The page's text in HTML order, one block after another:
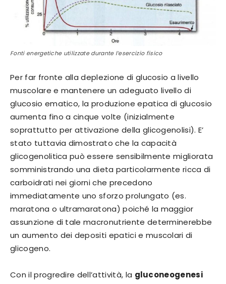
Fonti energetiche utilizzate durante l’esercizio fisico
Per far fronte alla deplezione di glucosio a livello
muscolare e mantenere un adeguato livello di
glucosio ematico, la produzione epatica di glucosio
aumenta fino a cinque volte (inizialmente
soprattutto per attivazione della glicogenolisi). E’
stato tuttavia dimostrato che la capacità
glicogenolitica può essere sensibilmente migliorata
somministrando una dieta particolarmente ricca di
carboidrati nei giorni che precedono
immediatamente uno sforzo prolungato (es.
maratona o ultramaratona) poiché la maggior
assunzione di tale macronutriente determinerebbe
un aumento dei depositi epatici e muscolari di
glicogeno.
Con il progredire dell’attività, la gluconeogenesi